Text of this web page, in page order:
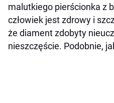
malutkiego pierścionka z
człowiek jest zdrowy i
że diament zdobyty
nieszczęście. Podobnie,